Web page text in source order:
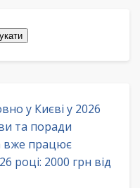
у Києві у 2026
та поради
вже працює
році: 2000 грн від